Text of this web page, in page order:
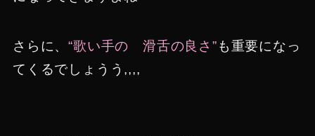
さらに、“歌い手の 滑舌の良さ”も重要になっ
てくるでしょうう,,,,